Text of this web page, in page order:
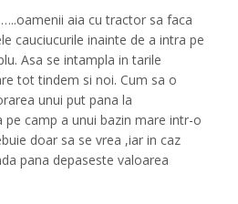
…..oamenii aia cu tractor sa faca
cauciucurile inainte de a intra pe
Asa se intampla in tarile
tot tindem si noi. Cum sa o
unui put pana la
pe camp a unui bazin mare intr-o
doar sa se vrea ,iar in caz
pana depaseste valoarea